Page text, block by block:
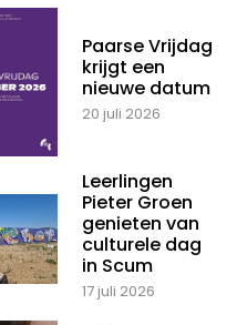
Paarse Vrijdag
krijgt een
nieuwe datum
20 juli 2026
Leerlingen
Pieter Groen
genieten van
culturele dag
in Scum
17 juli 2026